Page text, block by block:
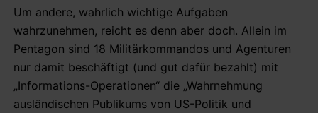
Um andere, wahrlich wichtige Aufgaben
wahrzunehmen, reicht es denn aber doch. Allein im
Pentagon sind 18 Militärkommandos und Agenturen
nur damit beschäftigt (und gut dafür bezahlt) mit
„Informations-Operationen“ die „Wahrnehmung
ausländischen Publikums von US-Politik und